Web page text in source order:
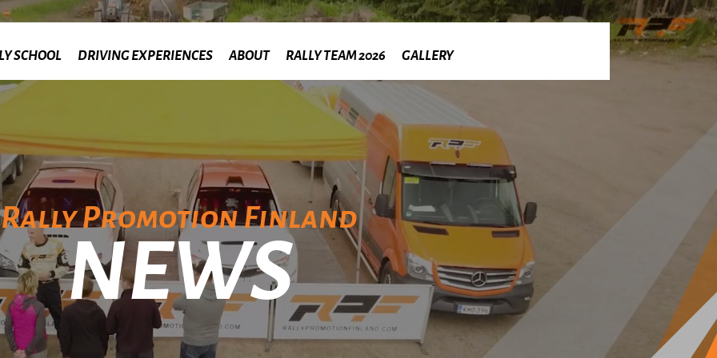
SCHOOL DRIVING EXPERIENCES ABOUT RALLY TEAM 2026 GALLERY
Rally Promotion Finland
NEWS